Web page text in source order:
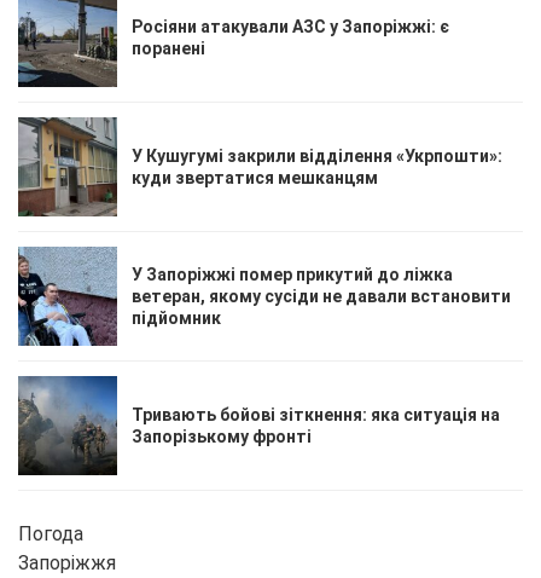
Росіяни атакували АЗС у Запоріжжі: є
поранені
У Кушугумі закрили відділення «Укрпошти»:
куди звертатися мешканцям
У Запоріжжі помер прикутий до ліжка
ветеран, якому сусіди не давали встановити
підйомник
Тривають бойові зіткнення: яка ситуація на
Запорізькому фронті
Погода
Запоріжжя